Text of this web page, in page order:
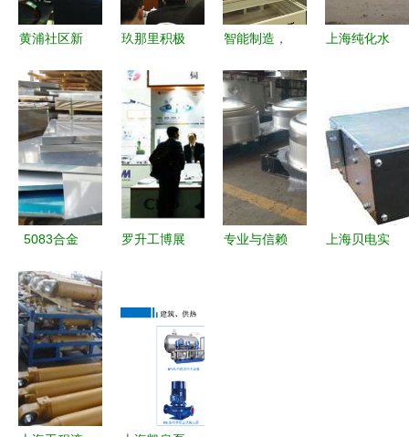
黄浦社区新
务引领邻里
新风尚
玖那里积极
信用服务行
业协会第三
届第三次会
员大会 助
力上海服务
升级
智能制造，
中国板材与
定制家居大
会在上海绽
放服务新篇
章
上海纯化水
离子与辉月
RO反渗透
技术的工业
应用
5083合金
情 20mm厚
度一吨价格
与上海优质
服务解析
罗升工博展
专业与信赖
上海贝电实